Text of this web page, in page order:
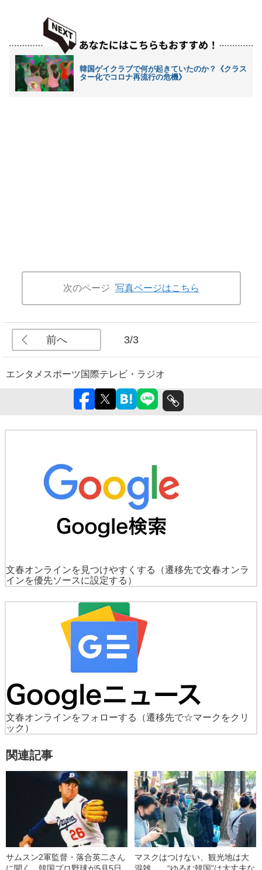
韓国ゲイクラブで何が起きていたのか？《クラス
ター化でコロナ再流行の危機》
次のページ 写真ページはこちら
前へ 3/3
エンタメ スポーツ国際テレビ・ラジオ
文春オンラインを見つけやすくする
（遷移先で文春オンラ
インを優先ソースに設定する）
文春オンラインをフォローする
（遷移先で☆マークをクリ
ック）
関連記事
サムスン2軍監督・落合英二さん
マスクはつけない、観光地は大